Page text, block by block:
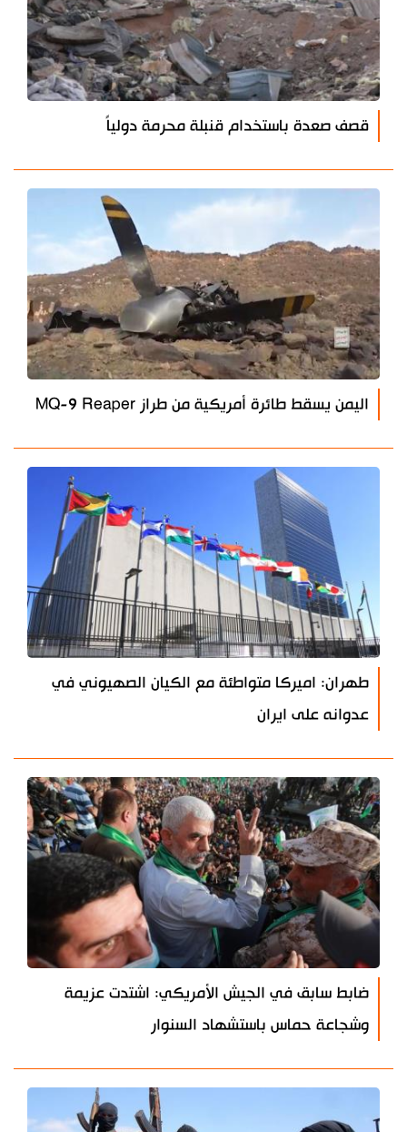
قصف صعدة باستخدام قنبلة محرمة دولياً
اليمن يسقط طائرة أمريكية من طراز MQ-9 Reaper
طهران: اميركا متواطئة مع الكيان الصهيوني في
عدوانه على ايران
ضابط سابق في الجيش الأمريكي: اشتدت عزيمة
وشجاعة حماس باستشهاد السنوار